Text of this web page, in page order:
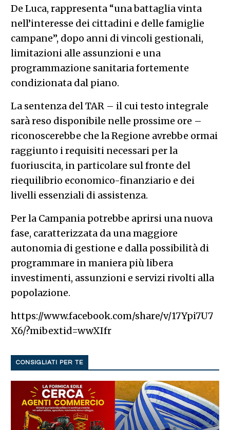
De Luca, rappresenta “una battaglia vinta
nell’interesse dei cittadini e delle famiglie
campane”, dopo anni di vincoli gestionali,
limitazioni alle assunzioni e una
programmazione sanitaria fortemente
condizionata dal piano.
La sentenza del TAR – il cui testo integrale
sarà reso disponibile nelle prossime ore –
riconoscerebbe che la Regione avrebbe ormai
raggiunto i requisiti necessari per la
fuoriuscita, in particolare sul fronte del
riequilibrio economico-finanziario e dei
livelli essenziali di assistenza.
Per la Campania potrebbe aprirsi una nuova
fase, caratterizzata da una maggiore
autonomia di gestione e dalla possibilità di
programmare in maniera più libera
investimenti, assunzioni e servizi rivolti alla
popolazione.
https://www.facebook.com/share/v/17Ypi7U7
X6/?mibextid=wwXIfr
CONSIGLIATI PER TE